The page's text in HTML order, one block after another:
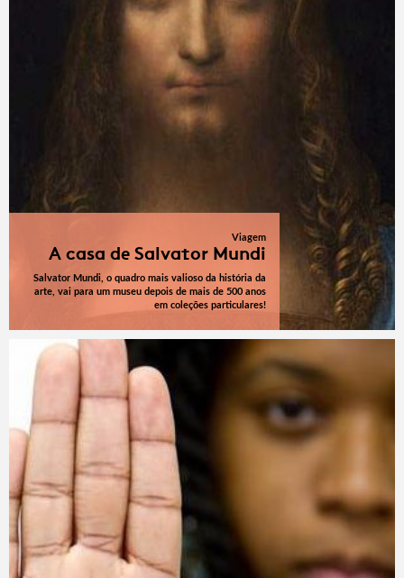
Viagem
A casa de Salvator Mundi
Salvator Mundi, o quadro mais valioso da história da
arte, vai para um museu depois de mais de 500 anos
em coleções particulares!